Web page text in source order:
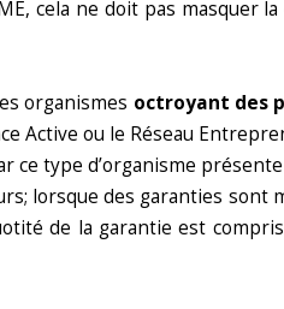
cela ne doit pas masquer
organismes octroyant des
Active ou le Réseau
ce type d’organisme
lorsque des garanties
de la garantie est